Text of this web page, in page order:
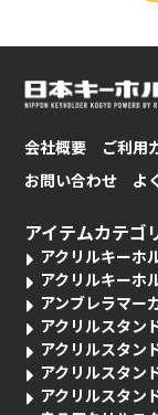
会社概要 ご利用
お問い合わせ
よ
アイテムカテゴ
アクリルキーホ
アクリルキーホ
アンブレラマー
アクリルスタ
アクリルスタ
アクリルスタ
アクリルスタ